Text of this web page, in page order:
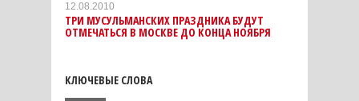
12.08.2010
ТРИ МУСУЛЬМАНСКИХ ПРАЗДНИКА БУДУТ
ОТМЕЧАТЬСЯ В МОСКВЕ ДО КОНЦА НОЯБРЯ
КЛЮЧЕВЫЕ СЛОВА